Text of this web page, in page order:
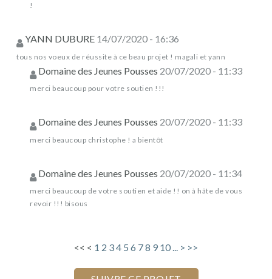
!
YANN DUBURE 14/07/2020 - 16:36
tous nos voeux de réussite à ce beau projet ! magali et yann
Domaine des Jeunes Pousses 20/07/2020 - 11:33
merci beaucoup pour votre soutien !!!
Domaine des Jeunes Pousses 20/07/2020 - 11:33
merci beaucoup christophe ! a bientôt
Domaine des Jeunes Pousses 20/07/2020 - 11:34
merci beaucoup de votre soutien et aide !! on à hâte de vous
revoir !!! bisous
<< < 1 2 34 5 6 78 9 10 ... > >>